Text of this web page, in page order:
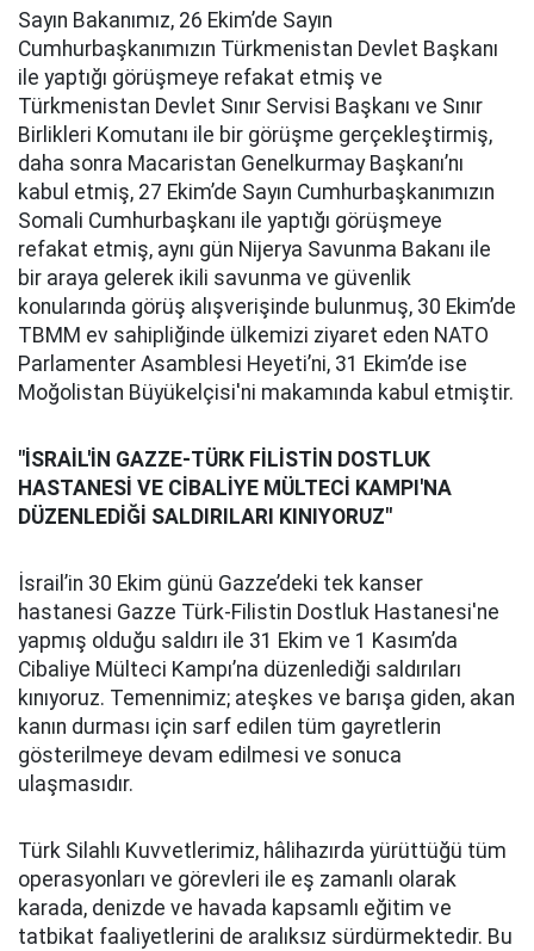
Sayın Bakanımız, 26 Ekim’de Sayın
Cumhurbaşkanımızın Türkmenistan Devlet Başkanı
ile yaptığı görüşmeye refakat etmiş ve
Türkmenistan Devlet Sınır Servisi Başkanı ve Sınır
Birlikleri Komutanı ile bir görüşme gerçekleştirmiş,
daha sonra Macaristan Genelkurmay Başkanı’nı
kabul etmiş, 27 Ekim’de Sayın Cumhurbaşkanımızın
Somali Cumhurbaşkanı ile yaptığı görüşmeye
refakat etmiş, aynı gün Nijerya Savunma Bakanı ile
bir araya gelerek ikili savunma ve güvenlik
konularında görüş alışverişinde bulunmuş, 30 Ekim’de
TBMM ev sahipliğinde ülkemizi ziyaret eden NATO
Parlamenter Asamblesi Heyeti’ni, 31 Ekim’de ise
Moğolistan Büyükelçisi'ni makamında kabul etmiştir.
"İSRAİL'İN GAZZE-TÜRK FİLİSTİN DOSTLUK
HASTANESİ VE CİBALİYE MÜLTECİ KAMPI'NA
DÜZENLEDİĞİ SALDIRILARI KINIYORUZ"
İsrail’in 30 Ekim günü Gazze’deki tek kanser
hastanesi Gazze Türk-Filistin Dostluk Hastanesi'ne
yapmış olduğu saldırı ile 31 Ekim ve 1 Kasım’da
Cibaliye Mülteci Kampı’na düzenlediği saldırıları
kınıyoruz. Temennimiz; ateşkes ve barışa giden, akan
kanın durması için sarf edilen tüm gayretlerin
gösterilmeye devam edilmesi ve sonuca
ulaşmasıdır.
Türk Silahlı Kuvvetlerimiz, hâlihazırda yürüttüğü tüm
operasyonları ve görevleri ile eş zamanlı olarak
karada, denizde ve havada kapsamlı eğitim ve
tatbikat faaliyetlerini de aralıksız sürdürmektedir. Bu